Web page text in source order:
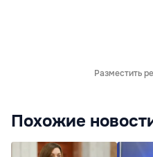
Разместить
Похожие